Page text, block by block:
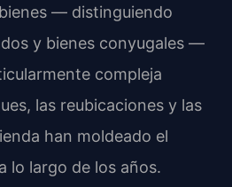
— distinguiendo
y bienes conyugales —
compleja
las reubicaciones y las
han moldeado el
lo largo de los años.